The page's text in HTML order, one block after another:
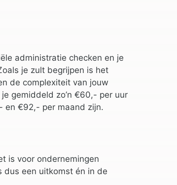
administratie checken en je
je zult begrijpen is het
de complexiteit van jouw
gemiddeld zo’n €60,- per uur
en €92,- per maand zijn.
is voor ondernemingen
dus een uitkomst én in de